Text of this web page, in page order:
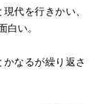
代を行きかい、
白い。
るが繰り返さ